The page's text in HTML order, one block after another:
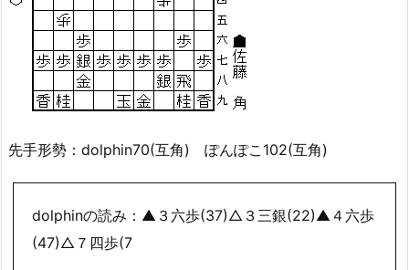
先手形勢：dolphin70(互角) ぽんぽこ102(互角)
dolphinの読み：▲３六歩(37)△３三銀(22)▲４六歩
(47)△７四歩(7